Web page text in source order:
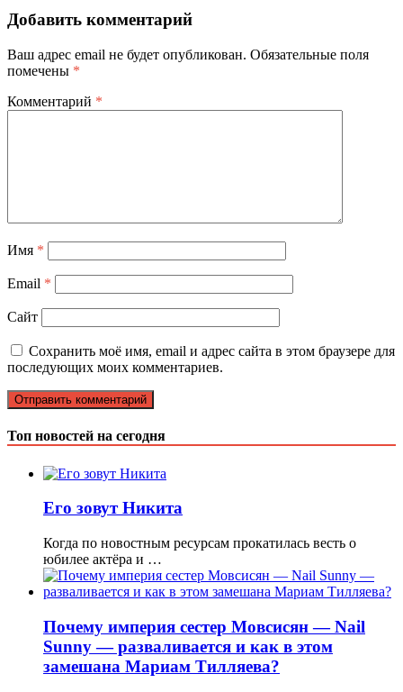
Добавить комментарий
Ваш адрес email не будет опубликован. Обязательные поля
помечены *
Комментарий *
Имя *
Email *
Сайт
Сохранить моё имя, email и адрес сайта в этом браузере для
последующих моих комментариев.
Топ новостей на сегодня
Его зовут Никита
Когда по новостным ресурсам прокатилась весть о
юбилее актёра и …
Почему империя сестер Мовсисян — Nail
Sunny — разваливается и как в этом
замешана Мариам Тилляева?